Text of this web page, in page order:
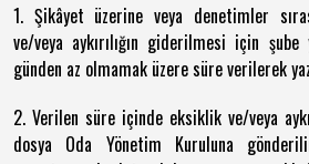
1. Şikâyet üzerine veya denetimler
ve/veya aykırılığın giderilmesi için
günden az olmamak üzere süre verilerek
2. Verilen süre içinde eksiklik ve/veya
dosya Oda Yönetim Kuruluna